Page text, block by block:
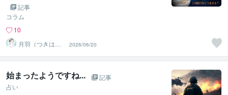
記事
コラム
10
月羽（つきは）
❘ 占星術歴8年の
星読み師
2026/06/20
始まったようですね...
記事
占い